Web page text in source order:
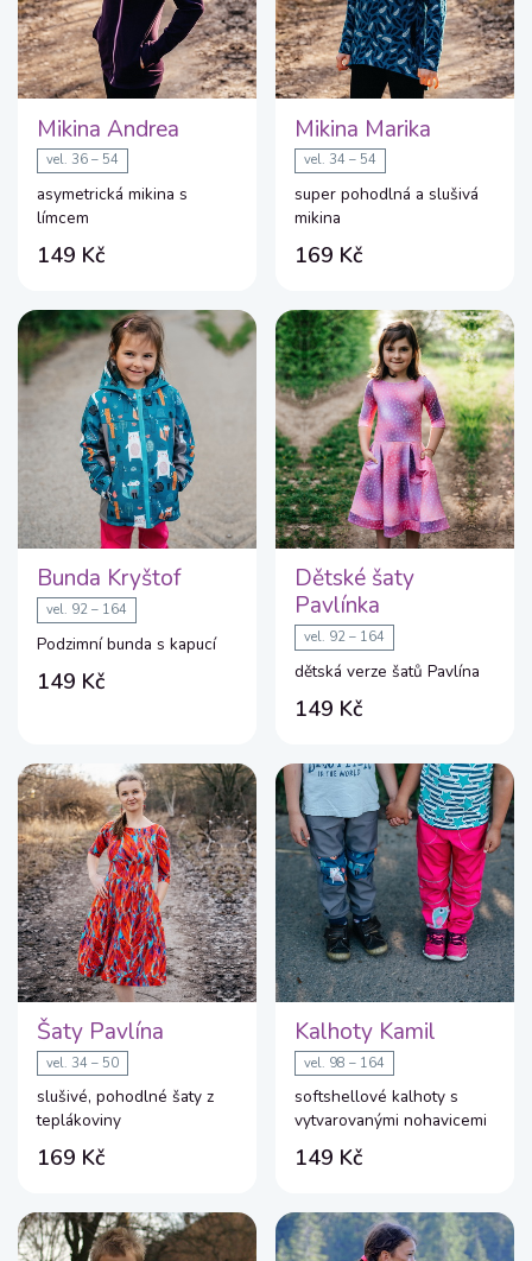
Mikina Andrea
vel. 36 – 54
asymetrická mikina s
límcem
149 Kč
Mikina Marika
vel. 34 – 54
super pohodlná a slušivá
mikina
169 Kč
Bunda Kryštof
vel. 92 – 164
Podzimní bunda s kapucí
149 Kč
Dětské šaty
Pavlínka
vel. 92 – 164
dětská verze šatů Pavlína
149 Kč
Šaty Pavlína
vel. 34 – 50
slušivé, pohodlné šaty z
teplákoviny
169 Kč
Kalhoty Kamil
vel. 98 – 164
softshellové kalhoty s
vytvarovanými nohavicemi
149 Kč